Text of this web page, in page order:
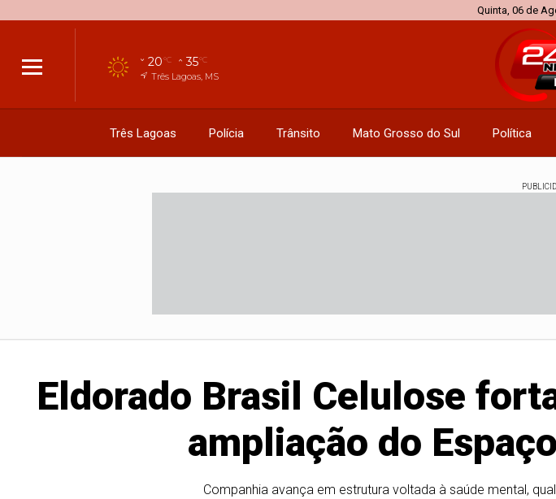
Quinta, 06 de
20°C 35°C
Três Lagoas, MS
Três Lagoas Polícia Trânsito Mato Grosso do Sul Política
Eldorado Brasil Celulose
ampliação do
Companhia avança em estrutura voltada à saúde mental,